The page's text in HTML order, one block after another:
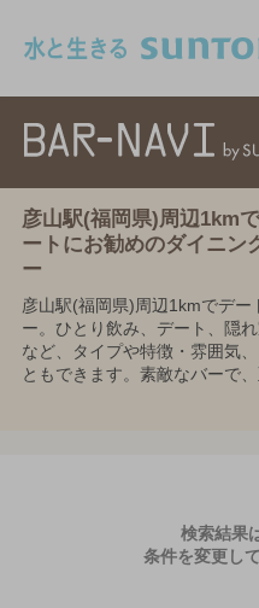
彦山駅(福岡県)周辺1km
ートにお勧めのダイニン
ー
彦山駅(福岡県)周辺1kmでデ
ー。ひとり飲み、デート、隠
など、タイプや特徴・雰囲気
ともできます。素敵なバーで
検索結果
条件を変更し